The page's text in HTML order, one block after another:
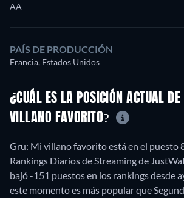
AA
PAÍS DE PRODUCCIÓN
Francia, Estados Unidos
¿CUÁL ES LA POSICIÓN ACTUAL DE
VILLANO FAVORITO?
Gru: Mi villano favorito está en el puesto
Rankings Diarios de Streaming de
bajó -151 puestos en los rankings desde
este momento es más popular que